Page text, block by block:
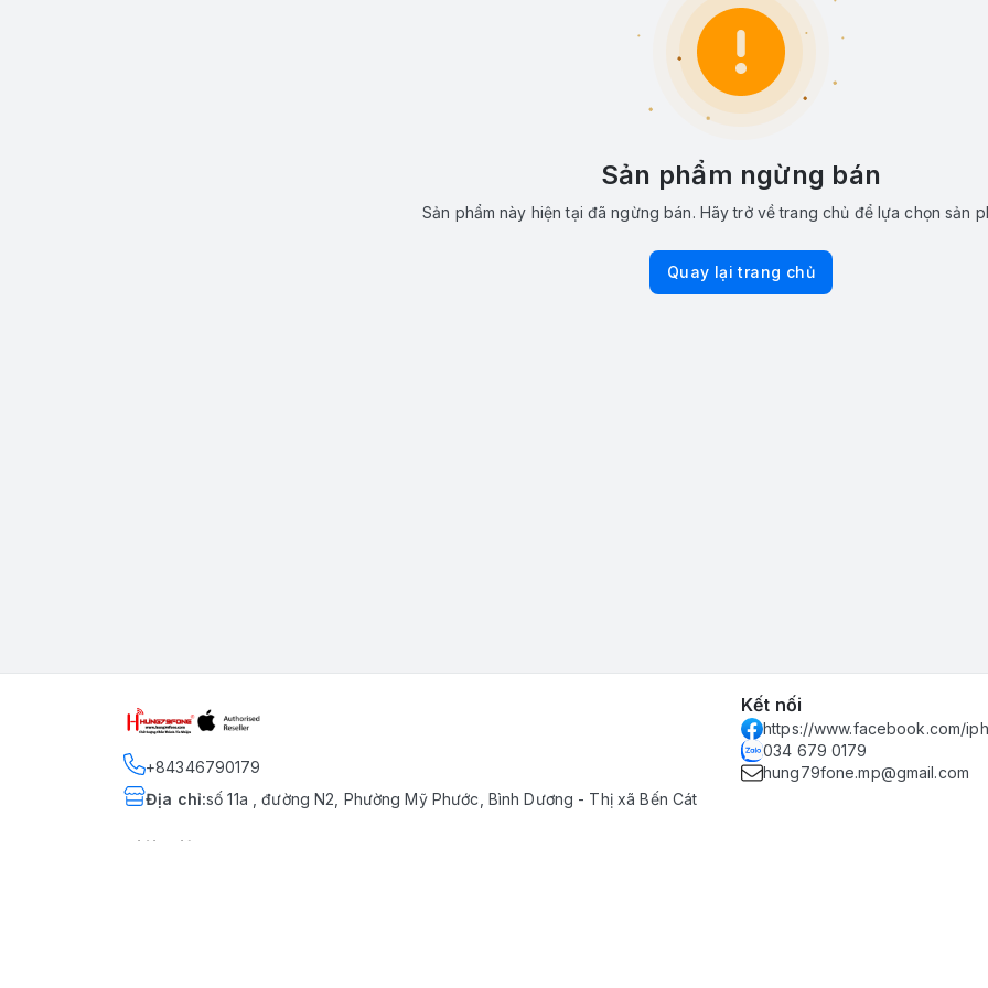
Sản phẩm ngừng bán
Sản phẩm này hiện tại đã ngừng bán. Hãy trở về trang chủ để lựa chọn sản
Quay lại trang chủ
+84346790179
Địa chỉ:số 11a , đường N2, Phường Mỹ Phước, Bình Dương - Thị xã Bến Cát
Kết nối
https://www.facebook.com/
034 679 0179
hung79fone.mp@gmail.com
Giới thiệu